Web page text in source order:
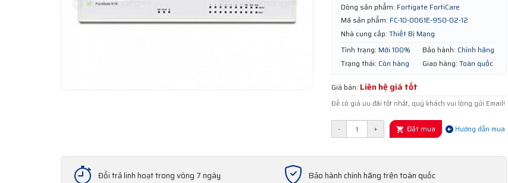
Dòng sản phẩm: Fortigate FortiCare
Mã sản phẩm: FC-10-0061E-950-02-12
Nhà cung cấp: Thiết Bị Mạng
Tình trạng: Mới 100% Bảo hành: Chính hãng
Trạng thái: Còn hàng Giao hàng: Toàn quốc
Giá bán: Liên hệ giá tốt
Để có giá ưu đãi tốt nhất, quý khách vui lòng gửi Email!
- + Đặt mua Hướng dẫn mua
Đổi trả linh hoạt trong vòng 7 ngày Bảo hành chính hãng trên toàn quốc